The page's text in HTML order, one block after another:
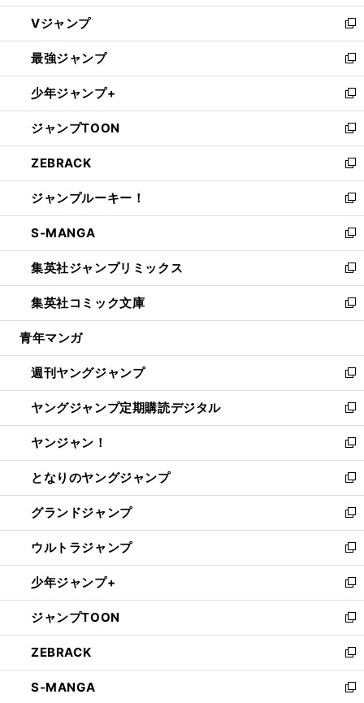
ウ
ィ
ン
ド
ウ
で
開
く
し
い
ウ
ィ
ン
ド
ウ
で
開
く
Vジャンプ
新
し
い
ウ
ィ
ン
ド
ウ
で
開
く
最強ジャンプ
新
し
い
ウ
ィ
ン
ド
ウ
で
開
く
少年ジャンプ+
新
し
い
ウ
ィ
ン
ド
ウ
で
開
く
ジャンプTOON
新
し
い
ウ
ィ
ン
ド
ウ
で
開
く
ZEBRACK
新
し
い
ウ
ィ
ン
ド
ウ
で
開
ジャンプルーキー！
新
し
い
ウ
ィ
ン
ド
ウ
開
く
S-MANGA
新
し
い
ウ
ィ
ン
ウ
で
開
く
集英社ジャンプリミックス
新
し
い
ウ
ン
ド
ウ
で
開
く
集英社コミック文庫
新
し
ウ
ィ
ン
ド
ウ
で
開
く
青年マンガ
週刊ヤングジャンプ
新
し
い
ウ
ィ
ン
ド
ウ
で
開
く
ヤングジャンプ定期購読デジタル
新
し
い
ウ
ィ
ン
ド
ウ
で
開
く
ヤンジャン！
新
し
い
ウ
ィ
ン
ド
ウ
で
開
く
となりのヤングジャンプ
新
し
い
ウ
ィ
ン
ド
ウ
で
開
く
グランドジャンプ
新
し
い
ウ
ィ
ン
ド
ウ
で
開
く
ウルトラジャンプ
新
し
い
ウ
ィ
ン
ド
ウ
で
少年ジャンプ+
新
し
い
ウ
ィ
ン
ド
ジャンプTOON
新
し
い
ウ
ィ
ZEBRACK
新
し
い
S-MANGA
新